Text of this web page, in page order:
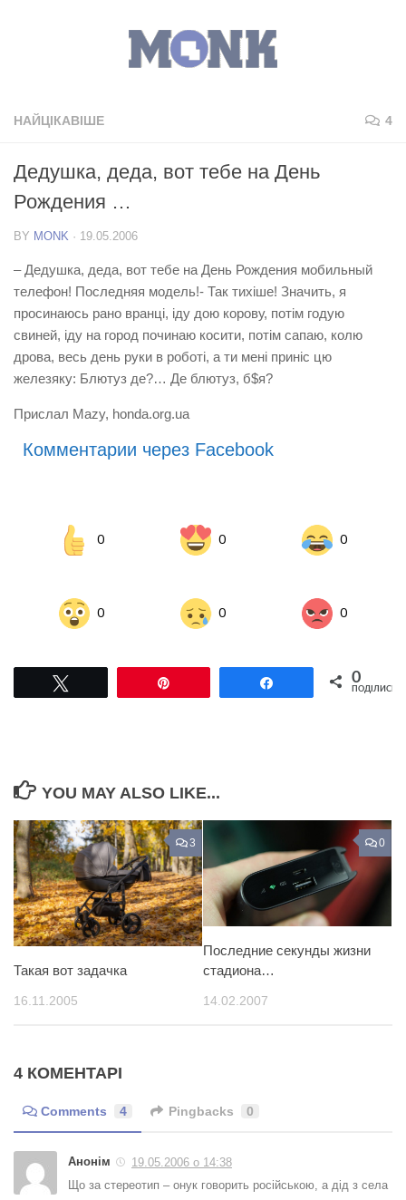
НАЙЦІКАВІШЕ 4
Дедушка, деда, вот тебе на День
Рождения …
BY MONK · 19.05.2006
– Дедушка, деда, вот тебе на День Рождения мобильный
телефон! Последняя модель!- Так тихiше! Значить, я
просинаюсь рано вранцi, iду дою корову, потiм годую
свиней, iду на город починаю косити, потiм сапаю, колю
дрова, весь день руки в роботi, а ти менi принiс цю
железяку: Блютуз де?… Де блютуз, б$я?
Прислал Mazy, honda.org.ua
Комментарии через Facebook
0 0 0
0 0 0
Поділитися0
ПОДІЛИСЬ
YOU MAY ALSO LIKE...
3
Такая вот задачка
16.11.2005
0
Последние секунды жизни
стадиона…
14.02.2007
4 КОМЕНТАРІ
Comments 4 Pingbacks 0
Анонім
19.05.2006 о 14:38
Що за стереотип – онук говорить російською, а дід з села